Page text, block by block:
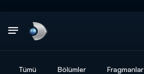
Tümü Bölümler Fragmanlar